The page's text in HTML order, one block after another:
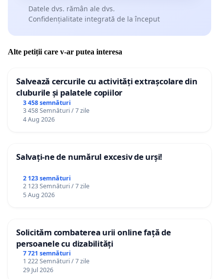
Datele dvs. rămân ale dvs.
Confidențialitate integrată de la început
Alte petiții care v-ar putea interesa
Salvează cercurile cu activități extrașcolare din
cluburile și palatele copiilor
3 458 semnături
3 458 Semnături / 7 zile
4 Aug 2026
Salvați-ne de numărul excesiv de urși!
2 123 semnături
2 123 Semnături / 7 zile
5 Aug 2026
Solicităm combaterea urii online față de
persoanele cu dizabilități
7 721 semnături
1 222 Semnături / 7 zile
29 Jul 2026